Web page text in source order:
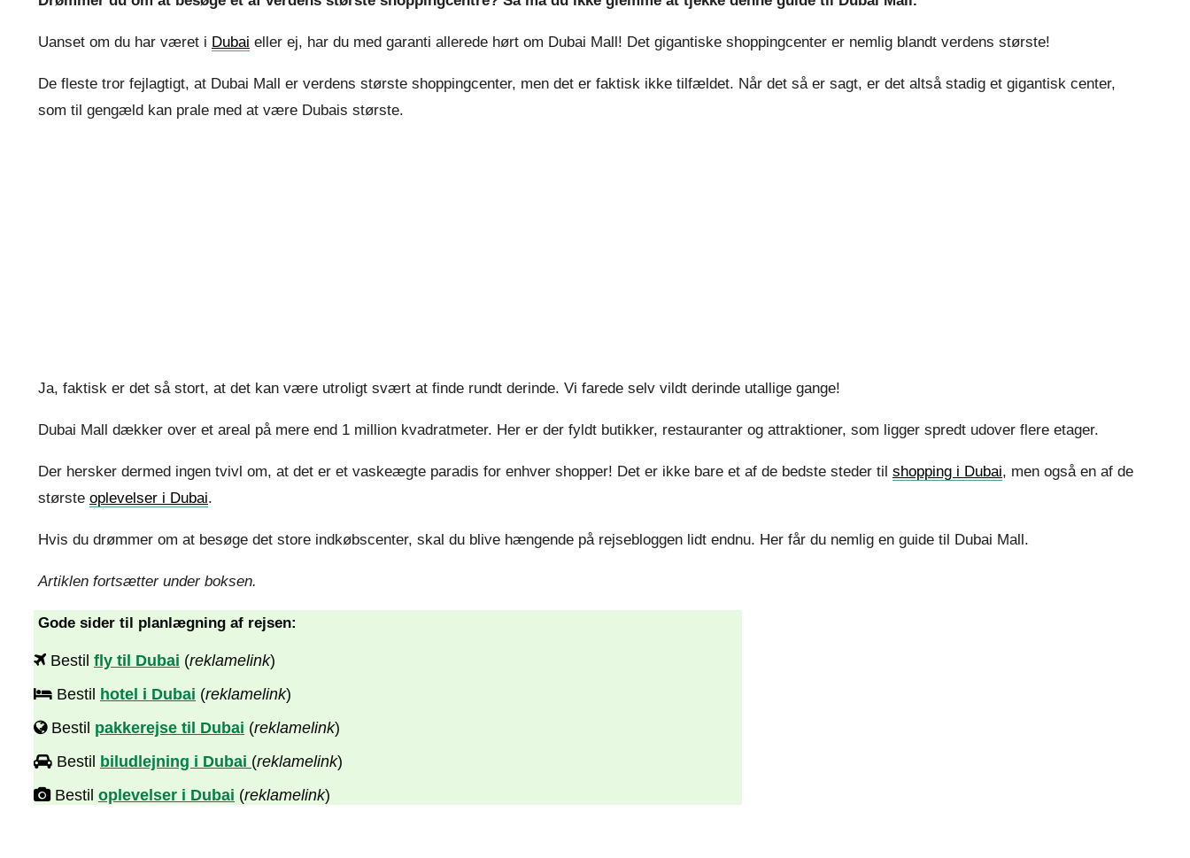
Uanset om du har været i Dubai eller ej, har du med garanti allerede hørt om Dubai Mall! Det gigantiske shoppingcenter er nemlig blandt verdens største!
De fleste tror fejlagtigt, at Dubai Mall er verdens største shoppingcenter, men det er faktisk ikke tilfældet. Når det så er sagt, er det altså stadig et gigantisk center,
som til gengæld kan prale med at være Dubais største.
Ja, faktisk er det så stort, at det kan være utroligt svært at finde rundt derinde. Vi farede selv vildt derinde utallige gange!
Dubai Mall dækker over et areal på mere end 1 million kvadratmeter. Her er der fyldt butikker, restauranter og attraktioner, som ligger spredt udover flere etager.
Der hersker dermed ingen tvivl om, at det er et vaskeægte paradis for enhver shopper! Det er ikke bare et af de bedste steder til shopping i Dubai, men også en af de
største oplevelser i Dubai.
Hvis du drømmer om at besøge det store indkøbscenter, skal du blive hængende på rejsebloggen lidt endnu. Her får du nemlig en guide til Dubai Mall.
Artiklen fortsætter under boksen.
Gode sider til planlægning af rejsen:
Bestil fly til Dubai (reklamelink)
Bestil hotel i Dubai (reklamelink)
Bestil pakkerejse til Dubai (reklamelink)
Bestil biludlejning i Dubai (reklamelink)
Bestil oplevelser i Dubai (reklamelink)